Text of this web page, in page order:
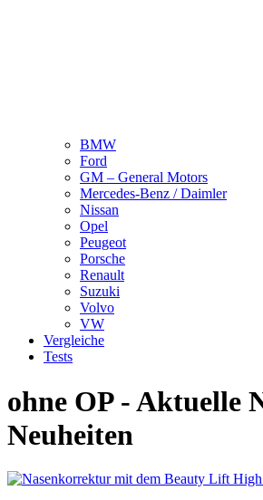
BMW
Ford
GM – General Motors
Mercedes-Benz / Daimler
Nissan
Opel
Peugeot
Porsche
Renault
Suzuki
Volvo
VW
Vergleiche
Tests
ohne OP - Aktuelle
Neuheiten